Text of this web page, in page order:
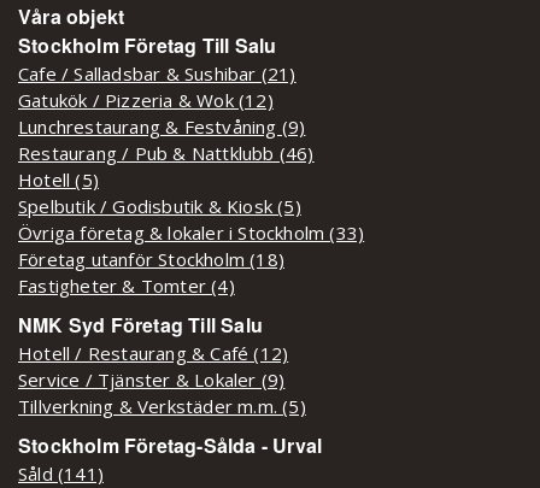
Våra objekt
Stockholm Företag Till Salu
Cafe / Salladsbar & Sushibar (21)
Gatukök / Pizzeria & Wok (12)
Lunchrestaurang & Festvåning (9)
Restaurang / Pub & Nattklubb (46)
Hotell (5)
Spelbutik / Godisbutik & Kiosk (5)
Övriga företag & lokaler i Stockholm (33)
Företag utanför Stockholm (18)
Fastigheter & Tomter (4)
NMK Syd Företag Till Salu
Hotell / Restaurang & Café (12)
Service / Tjänster & Lokaler (9)
Tillverkning & Verkstäder m.m. (5)
Stockholm Företag-Sålda - Urval
Såld (141)